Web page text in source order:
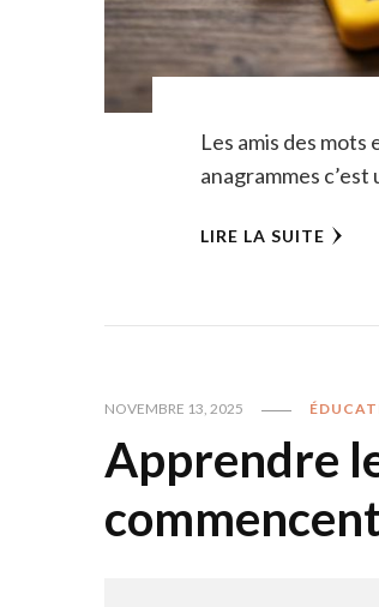
Les amis des
anagrammes
LIRE LA SUITE
NOVEMBRE 13, 2025
Apprendre